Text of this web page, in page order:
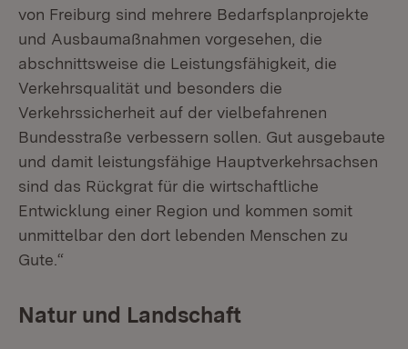
von Freiburg sind mehrere Bedarfsplanprojekte
und Ausbaumaßnahmen vorgesehen, die
abschnittsweise die Leistungsfähigkeit, die
Verkehrsqualität und besonders die
Verkehrssicherheit auf der vielbefahrenen
Bundesstraße verbessern sollen. Gut ausgebaute
und damit leistungsfähige Hauptverkehrsachsen
sind das Rückgrat für die wirtschaftliche
Entwicklung einer Region und kommen somit
unmittelbar den dort lebenden Menschen zu
Gute.“
Natur und Landschaft